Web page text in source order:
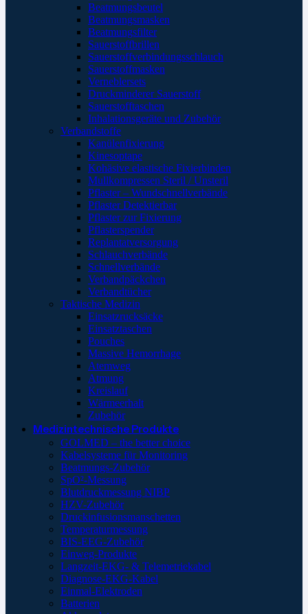
Beatmungsbeutel
Beatmungsmasken
Beatmungsfilter
Sauerstoffbrillen
Sauerstoffverbindungsschlauch
Sauerstoffmasken
Verneblersets
Druckminderer Sauerstoff
Sauerstofftaschen
Inhalationsgeräte und Zubehör
Verbandstoffe
Kanülenfixierung
Kinesoptape
Kohäsive elastische Fixierbinden
Mullkompressen Steril / Unsteril
Pflaster – Wundschnellverbände
Pflaster Detektierbar
Pflaster zur Fixierung
Pflasterspender
Replantatversorgung
Schlauchverbände
Schnellverbände
Verbandpäckchen
Verbandtücher
Taktische Medizin
Einsatzrucksäcke
Einsatztaschen
Pouches
Massive Hemorrhage
Atemweg
Atmung
Kreislauf
Wärmeerhalt
Zubehör
Medizintechnische Produkte
GOLMED – the better choice
Kabelsysteme für Monitoring
Beatmungs-Zubehör
SpO²-Messung
Blutdruckmessung NIBP
HZV-Zubehör
Druckinfusionsmanschetten
Temperaturmessung
BIS-EEG-Zubehör
Einweg-Produkte
Langzeit-EKG- & Telemetriekabel
Diagnose-EKG-Kabel
Einmal-Elektroden
Batterien